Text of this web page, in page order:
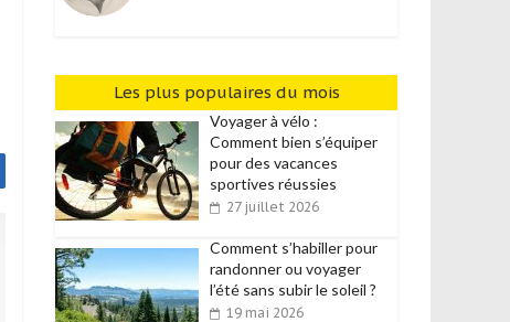
Les plus populaires du mois
Voyager à vélo :
Comment bien s’équiper
pour des vacances
sportives réussies
27 juillet 2026
Comment s’habiller pour
randonner ou voyager
l’été sans subir le soleil ?
19 mai 2026